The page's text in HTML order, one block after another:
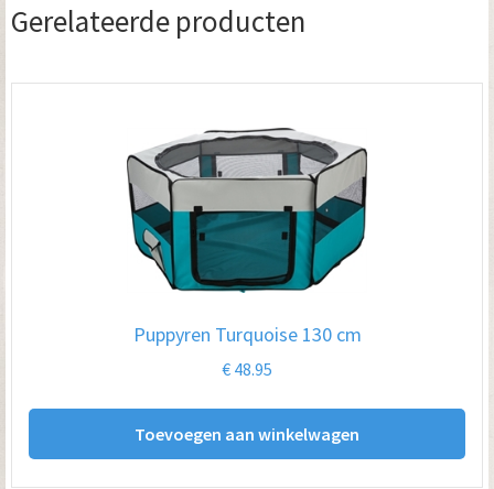
Gerelateerde producten
Puppyren Turquoise 130 cm
€ 48.95
Toevoegen aan winkelwagen